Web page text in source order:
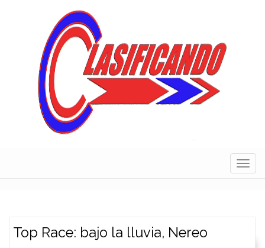
Top Race: bajo la lluvia, Nereo